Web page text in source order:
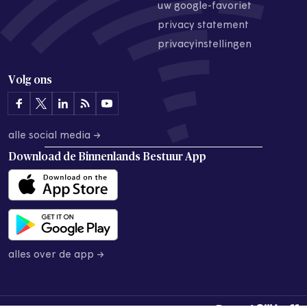
uw google-favoriet
privacy statement
privacyinstellingen
Volg ons
alle social media →
Download de Binnenlands Bestuur App
alles over de app →